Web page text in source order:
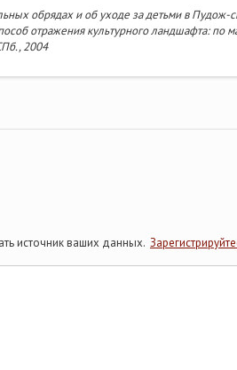
обрядах и об уходе за детьми в
отражения культурного ландшафта:
2004
источник ваших данных.